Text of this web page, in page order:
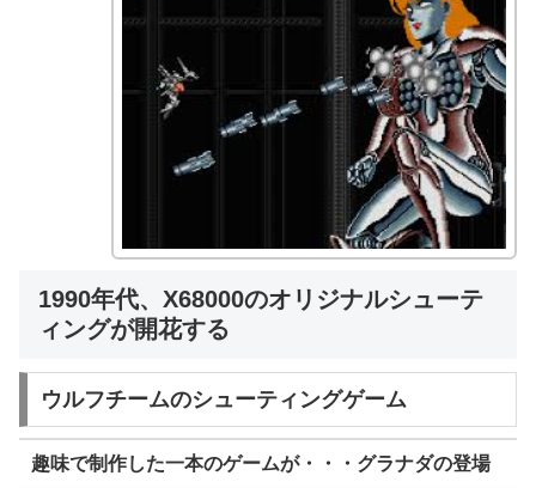
1990年代、X68000のオリジナルシューテ
ィングが開花する
ウルフチームのシューティングゲーム
趣味で制作した一本のゲームが・・・グラナダの登場